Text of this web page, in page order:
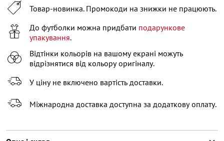
XXXL Повідомити про наявність
Товар-новинка. Промокоди на знижки не працюють.
До футболки можна придбати подарункове
упакування.
Відтінки кольорів на вашому екрані можуть
відрізнятися від кольору оригіналу.
У ціну не включено вартість доставки.
Міжнародна доставка доступна за додаткову оплату.